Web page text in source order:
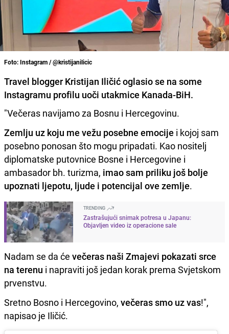
Foto: Instagram / @kristijanilicic
Travel blogger Kristijan Iličić oglasio se na some
Instagramu profilu uoči utakmice Kanada-BiH.
"Večeras navijamo za Bosnu i Hercegovinu.
Zemlju uz koju me vežu posebne emocije i kojoj sam
posebno ponosan što mogu pripadati. Kao nositelj
diplomatske putovnice Bosne i Hercegovine i
ambasador bh. turizma, imao sam priliku još bolje
upoznati ljepotu, ljude i potencijal ove zemlje.
TRENDING
Zastrašujući snimak potresa u Japanu:
Objavljen video iz operacione sale
Nadam se da će večeras naši Zmajevi pokazati srce
na terenu i napraviti još jedan korak prema Svjetskom
prvenstvu.
Sretno Bosno i Hercegovino, večeras smo uz vas!",
napisao je Iličić.